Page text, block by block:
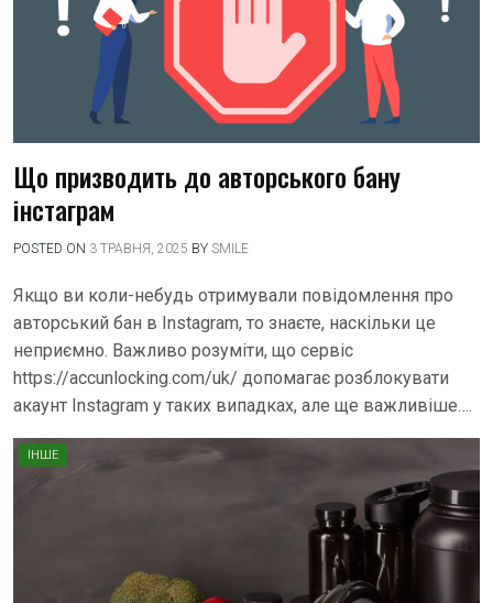
Що призводить до авторського бану
інстаграм
POSTED ON 3 ТРАВНЯ, 2025 BY SMILE
Якщо ви коли-небудь отримували повідомлення про
авторський бан в Instagram, то знаєте, наскільки це
неприємно. Важливо розуміти, що сервіс
https://accunlocking.com/uk/ допомагає розблокувати
акаунт Instagram у таких випадках, але ще важливіше….
ІНШЕ